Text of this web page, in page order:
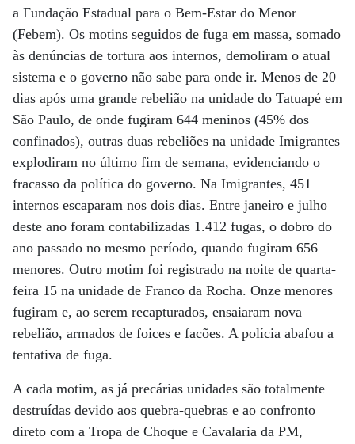
a Fundação Estadual para o Bem-Estar do Menor
(Febem). Os motins seguidos de fuga em massa, somado
às denúncias de tortura aos internos, demoliram o atual
sistema e o governo não sabe para onde ir. Menos de 20
dias após uma grande rebelião na unidade do Tatuapé em
São Paulo, de onde fugiram 644 meninos (45% dos
confinados), outras duas rebeliões na unidade Imigrantes
explodiram no último fim de semana, evidenciando o
fracasso da política do governo. Na Imigrantes, 451
internos escaparam nos dois dias. Entre janeiro e julho
deste ano foram contabilizadas 1.412 fugas, o dobro do
ano passado no mesmo período, quando fugiram 656
menores. Outro motim foi registrado na noite de quarta-
feira 15 na unidade de Franco da Rocha. Onze menores
fugiram e, ao serem recapturados, ensaiaram nova
rebelião, armados de foices e facões. A polícia abafou a
tentativa de fuga.
A cada motim, as já precárias unidades são totalmente
destruídas devido aos quebra-quebras e ao confronto
direto com a Tropa de Choque e Cavalaria da PM,